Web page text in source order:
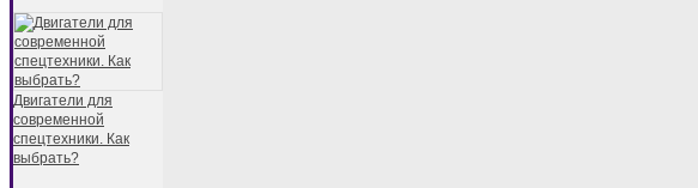
Двигатели для
современной
спецтехники. Как
выбрать?